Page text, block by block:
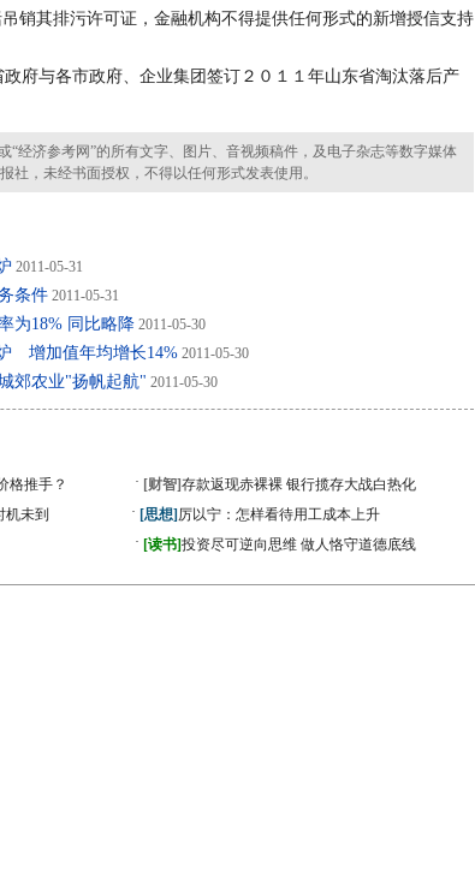
销其排污许可证，金融机构不得提供任何形式的新增授信支持
府与各市政府、企业集团签订２０１１年山东省淘汰落后产
济参考网”的所有文字、图片、音视频稿件，及电子杂志等数字媒体
社，未经书面授权，不得以任何形式发表使用。
2011-05-31
条件 2011-05-31
为18% 同比略降 2011-05-30
增加值年均增长14% 2011-05-30
郊农业"扬帆起航" 2011-05-30
格推手？ · [财智]存款返现赤裸裸 银行揽存大战白热化
未到 · [思想] 厉以宁：怎样看待用工成本上升
· [读书]投资尽可逆向思维 做人恪守道德底线